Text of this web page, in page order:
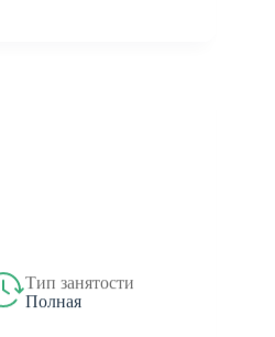
Тип занятости
Полная